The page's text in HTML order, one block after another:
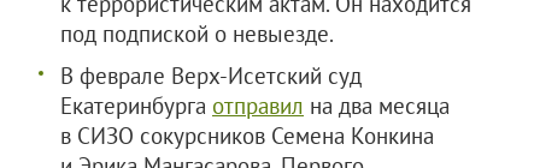
под подпиской о невыезде.
В феврале Верх-Исетский суд
Екатеринбурга отправил на два месяца
в СИЗО сокурсников Семена Конкина